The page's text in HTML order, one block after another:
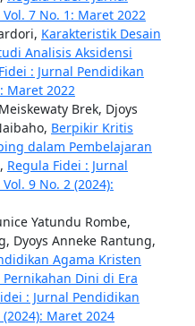
7 No. 1: Maret 2022
Karakteristik Desain
Analisis Aksidensi
: Jurnal Pendidikan
Maret 2022
Brek, Djoys
Berpikir Kritis
dalam Pembelajaran
, Regula Fidei : Jurnal
9 No. 2 (2024):
Yatundu Rombe,
Dyoys Anneke Rantung,
Agama Kristen
Dini di Era
: Jurnal Pendidikan
Maret 2024